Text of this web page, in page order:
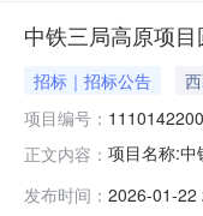
中铁三局高原项
招标｜招标公告
项目编号：
正文内容： 项目名称:
结算与发票
发布时间： 2026-01-22